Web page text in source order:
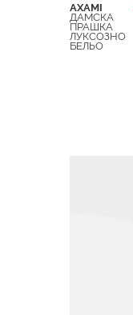
AXAMI
ДАМСКА
ПРАШКА
ЛУКСОЗНО
БЕЛЬО